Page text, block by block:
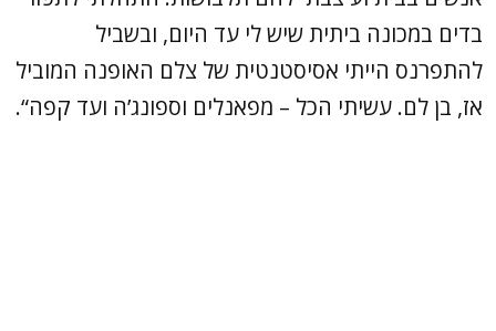
בדים במכונה ביתית שיש לי עד היום, ובשביל
להתפרנס הייתי אסיסטנטית של צלם האופנה המוביל
אז, בן לם. עשיתי הכל – מפאנלים וספונג’ה ועד קפה“.